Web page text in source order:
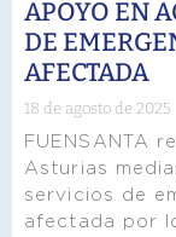
APOYO EN
DE
AFECTADA
18 de agosto de 2025
FUENSANTA
Asturias
servicios de
afectada por